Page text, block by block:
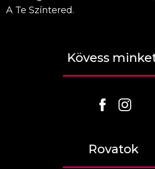
A Te Színtered.
Kövess
Rovatok